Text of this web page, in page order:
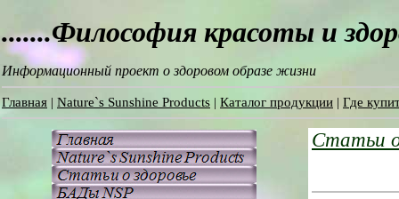
.......Философия красоты и
Информационный проект о здоровом образе жизни
Главная | Nature`s Sunshine Products | Каталог продукции | Где
Статьи о